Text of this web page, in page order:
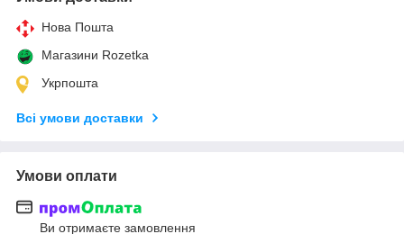
Нова Пошта
Магазини Rozetka
Укрпошта
Всі умови доставки
Умови оплати
Ви отримаєте замовлення